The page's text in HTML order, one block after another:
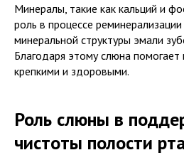
Минералы, такие как кальций и
роль в процессе
минеральной структуры эмали
Благодаря этому слюна
крепкими и здоровыми.
Роль слюны в
чистоты полости